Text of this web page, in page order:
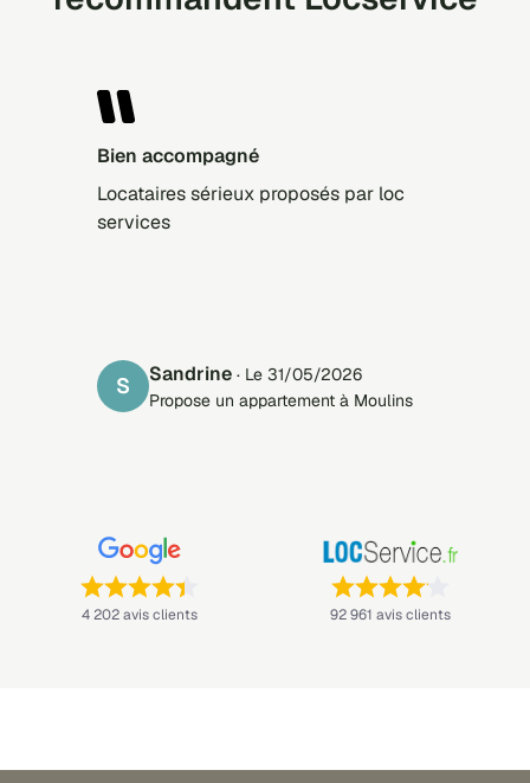
Bien accompagné
Locataires sérieux proposés par loc
services
S Sandrine · Le 31/05/2026
Propose un appartement à Moulins
Note : 4,4 sur 5 —
4 202 avis clients Note : 4,1 sur 5 —
92 961 avis clients